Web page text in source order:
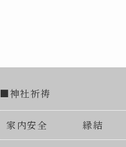
■神社祈祷
家内安全 縁結